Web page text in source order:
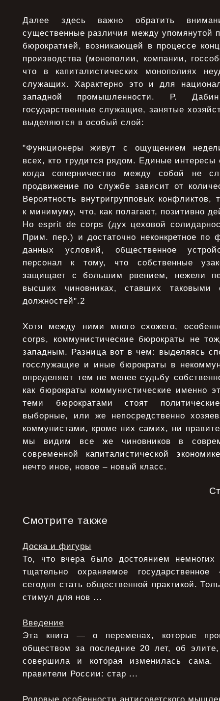
Далее здесь важно обратить
существенные различия между упомянутой
бюрократией, возникающей в процессе
производства (монополии, компании,
что в капиталистических монополиях
служащих. Характерно это и для
западной промышленности. Р.
государственные служащие, занятые
выделяются в особый слой:
"Функционеры живут с ощущением
всех, кто трудится рядом. Единые интересы
когда соперничество между собой не
продвижение по службе зависит от
Вероятность внутригрупповых конфликтов,
к минимуму, что, как полагают, позитивно
Но esprit de corps (дух цеховой
Прим. пер.) и достаточно неконкретное по
данных условий, общественное
персонал к тому, что собственные
защищает с большим рвением, нежели
высших чиновниках, ставших таковыми
должностей".2
Хотя между ними много схожего,
corps, коммунистические бюрократы не
западным. Разница вот в чем: выделяясь
госслужащие и иные бюрократы в
определяют тем не менее судьбу
как бюрократы коммунистические именно
теми бюрократами стоят
выборные, или же непосредственно
коммунистами, кроме них самих, ни
мы видим все же чиновников в
современной капиталистической
нечто иное, новое – новый класс.
Смотрите также
Доска и фигуры
То, что вчера было достоянием немногих
тщательно охраняемое
сегодня стать общественной практикой.
стимул для нов ...
Введение
Эта книга — о переменах, которые
обществом за последние 20 лет, об
совершила и которая изменилась
правители России: стар ...
Родовые особенности антисоветского